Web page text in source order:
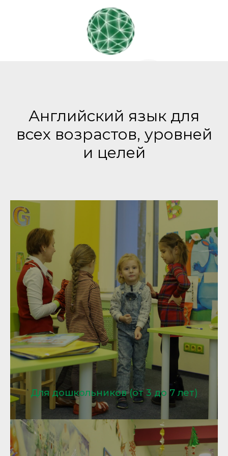
+7 (495) 204 44 05
linksopole1@gmail.com
Английский язык для
всех возрастов, уровней
и целей
Для дошкольников (от 3 до 7 лет)